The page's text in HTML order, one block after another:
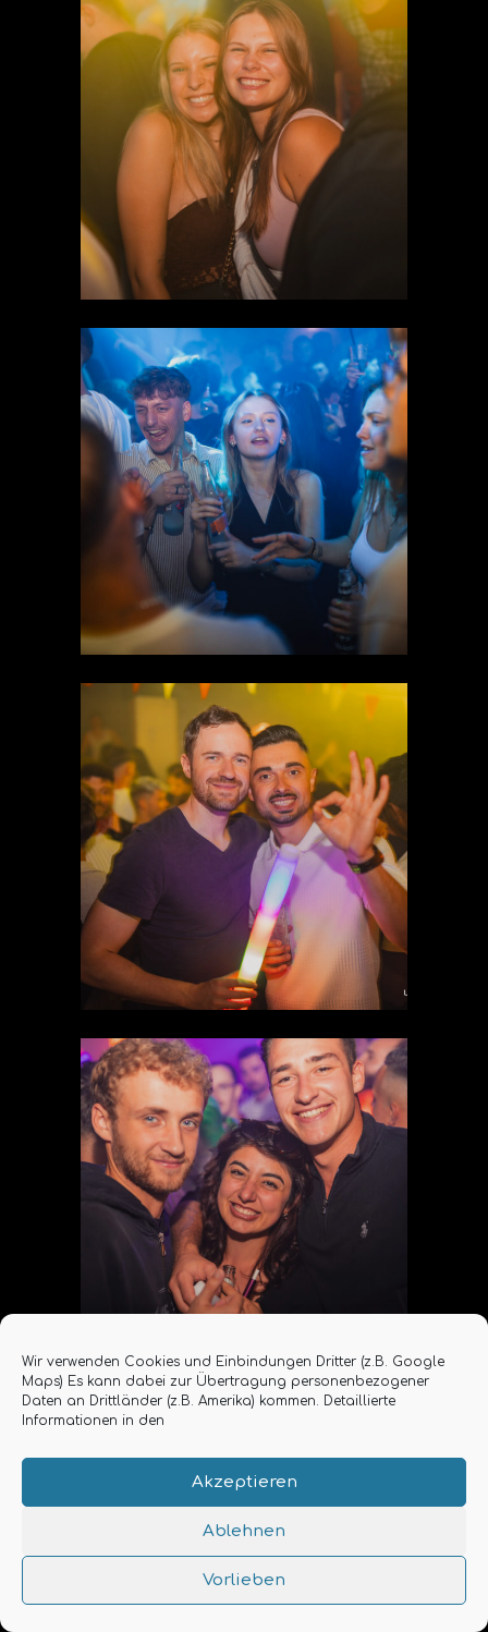
Wir verwenden Cookies und Einbindungen Dritter (z.B. Google
Maps) Es kann dabei zur Übertragung personenbezogener
Daten an Drittländer (z.B. Amerika) kommen. Detaillierte
Informationen in den
Akzeptieren
Ablehnen
Vorlieben